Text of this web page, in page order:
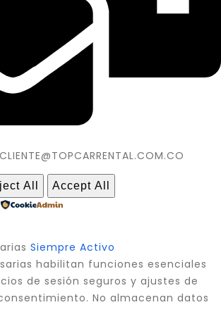
All Accept All
Siempre Activo
habilitan funciones esenciales
de sesión seguros y ajustes de
No almacenan datos